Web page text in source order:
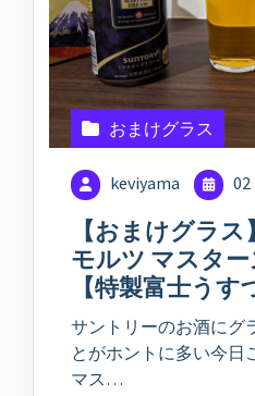
おまけグラス
keviyama 02
【おまけグラ
モルツ マスタ
【特製富士うす
サントリーのお酒にグ
とがホントに多い今日
マス…